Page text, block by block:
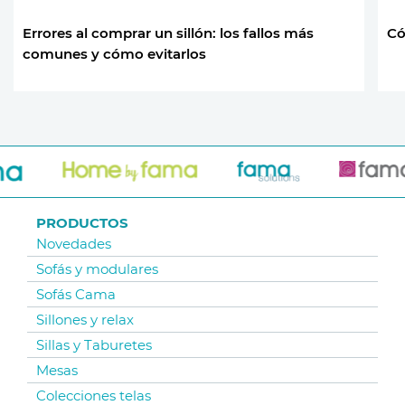
Errores al comprar un sillón: los fallos más
comunes y cómo evitarlos
PRODUCTOS
Novedades
Sofás y modulares
Sofás Cama
Sillones y relax
Sillas y Taburetes
Mesas
Colecciones telas